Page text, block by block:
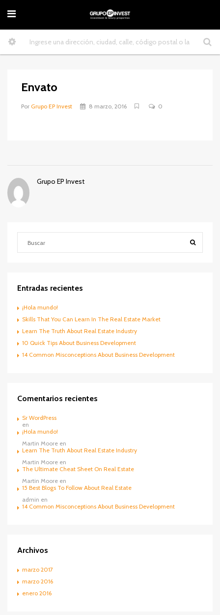
Envato
Por Grupo EP Invest 8 marzo, 2016 0
Grupo EP Invest
Entradas recientes
¡Hola mundo!
Skills That You Can Learn In The Real Estate Market
Learn The Truth About Real Estate Industry
10 Quick Tips About Business Development
14 Common Misconceptions About Business Development
Comentarios recientes
Sr WordPress
en
¡Hola mundo!
Martin Moore en
Learn The Truth About Real Estate Industry
Martin Moore en
The Ultimate Cheat Sheet On Real Estate
Martin Moore en
15 Best Blogs To Follow About Real Estate
admin en
14 Common Misconceptions About Business Development
Archivos
marzo 2017
marzo 2016
enero 2016